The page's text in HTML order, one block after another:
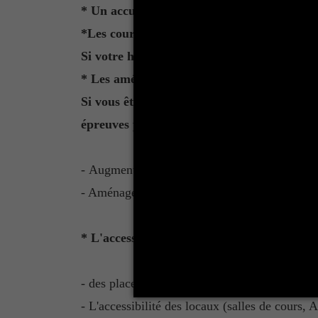
* Un accueil administratif peut être prévu
*Les cours à disance pour les étudiants en
Si votre handicap vous empêche de vous
* Les aménagements d’épreuves et
Si vous êtes étudiant en situation
épreuves peuvent être aménagées, y
- Augmentation du temps prévu pour une ou
- Aménagement des conditions de
* L'accessibilité au bâti
- des places de parkings spécifiques doivent
- L'accessibilité des locaux (salles de cours,